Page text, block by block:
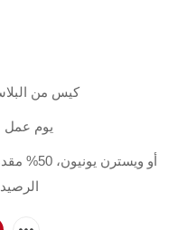
كيس من
15-20 يوم عمل